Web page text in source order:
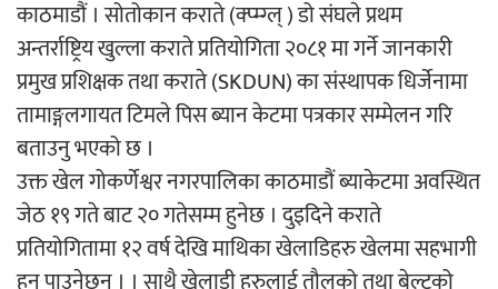
‘आइतबारको अफिस’ को परिचर्चा सम्पन्न
काठमाडौं । सोतोकान कराते (क्प्म्ग्ल् ) डो संघले प्रथम
अन्तर्राष्ट्रिय खुल्ला कराते प्रतियोगिता २०८१ मा गर्ने जानकारी
प्रमुख प्रशिक्षक तथा कराते (SKDUN) का संस्थापक धिर्जेनामा
तामाङ्गलगायत टिमले पिस ब्यान केटमा पत्रकार सम्मेलन गरि
बताउनु भएको छ ।
उक्त खेल गोकर्णेश्वर नगरपालिका काठमाडौं ब्याकेटमा अवस्थित
जेठ १९ गते बाट २० गतेसम्म हुनेछ । दुइदिने कराते
प्रतियोगितामा १२ वर्ष देखि माथिका खेलाडिहरु खेलमा सहभागी